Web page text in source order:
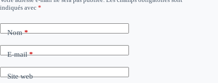
indiqués avec *
Nom*
E-mail*
Site web